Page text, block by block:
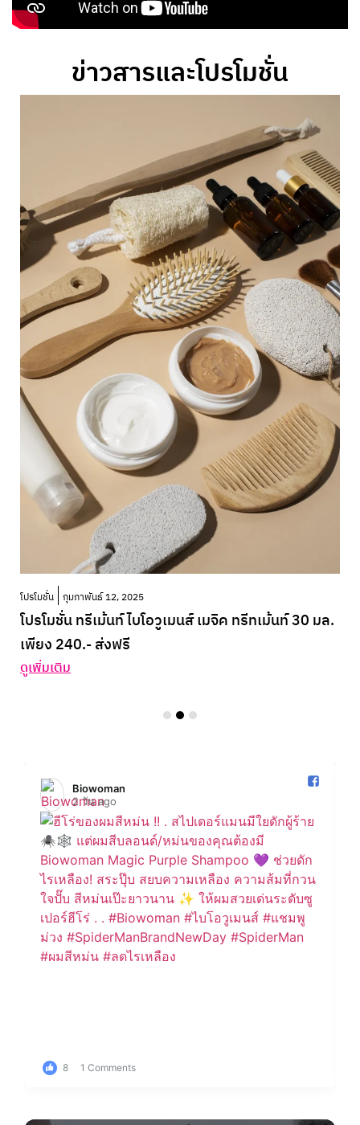
ข่าวสารและโปรโมชั่น
โปรโมชั่น กุมภาพันธ์ 12, 2025
โปรโมชั่น ทรีเม้นท์ ไบโอวูเมนส์ เมจิค ทรีทเม้นท์ 30 มล.
เพียง 240.- ส่งฟรี
ดูเพิ่มเติม
Biowoman️
2 วัน ago
8 1 Comments